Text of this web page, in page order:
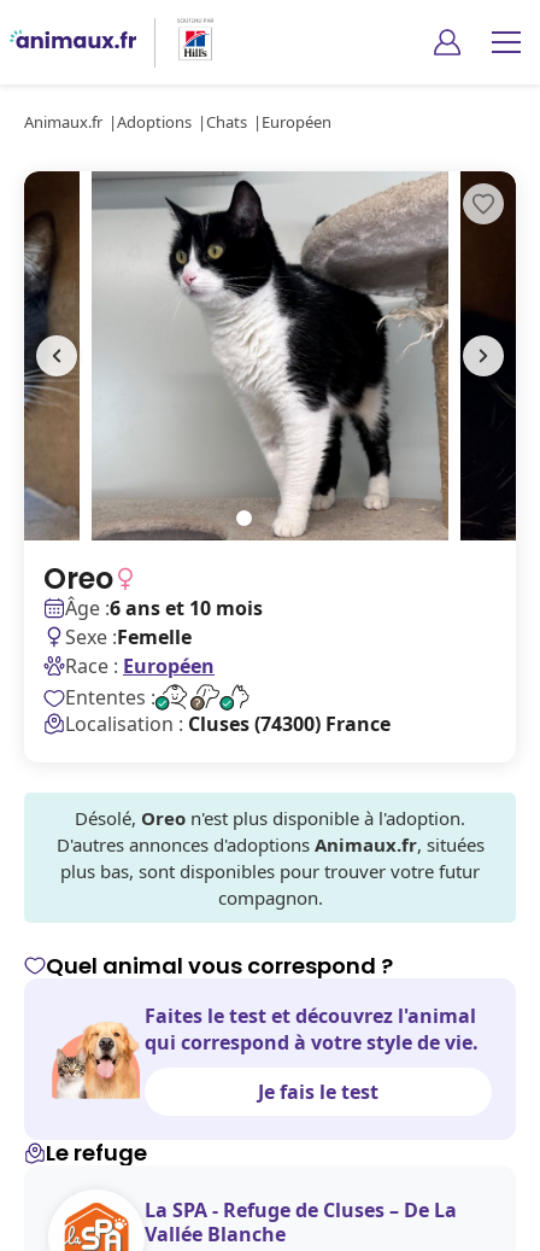
Animaux.fr Adoptions Chats Européen
Oreo
Âge :6 ans et 10 mois
Sexe :Femelle
Race : Européen
Ententes :
Localisation : Cluses (74300) France
Désolé, Oreo n'est plus disponible à l'adoption.
D'autres annonces d'adoptions Animaux.fr, situées
plus bas, sont disponibles pour trouver votre futur
compagnon.
Quel animal vous correspond ?
Faites le test et découvrez l'animal
qui correspond à votre style de vie.
Je fais le test
Le refuge
La SPA - Refuge de Cluses – De La
Vallée Blanche